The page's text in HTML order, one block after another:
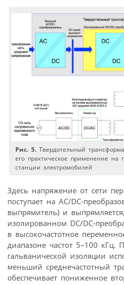
Рис. 5. Твердотельный
его практическое применение на
станции электромобилей
Здесь напряжение от сети
поступает на AC/DC-
выпрямитель) и
изолированном DC/DC-
в высокочастотное
диапазоне частот 5–100 кГц.
гальванической изоляции
меньший среднечастотный
обеспечивает пониженное